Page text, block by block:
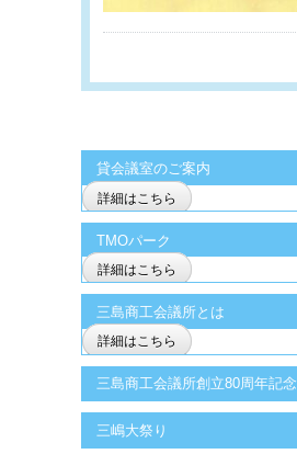
貸会議室のご案内
詳細はこちら
TMOパーク
詳細はこちら
三島商工会議所とは
詳細はこちら
三島商工会議所創立80周年記念
三嶋大祭り